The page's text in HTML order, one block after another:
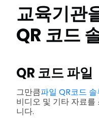
교육기관
QR 코드
QR 코드 파일
그만큼파일 QR코드 솔
비디오 및 기타 자료
니다.